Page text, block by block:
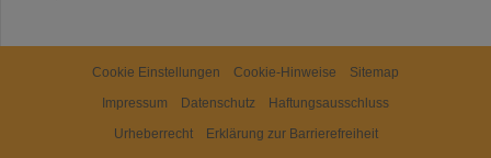
Cookie Einstellungen Cookie-Hinweise
Sitemap
Impressum
Datenschutz
Haftungsausschluss
Urheberrecht
Erklärung zur Barrierefreiheit